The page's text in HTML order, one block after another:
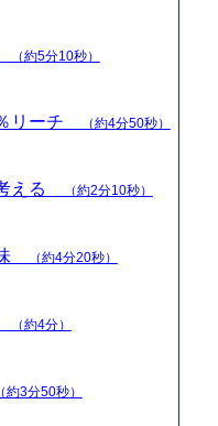
（約5分10秒）
リーチ （約4分50秒）
える （約2分10秒）
（約4分20秒）
（約4分）
（約3分50秒）